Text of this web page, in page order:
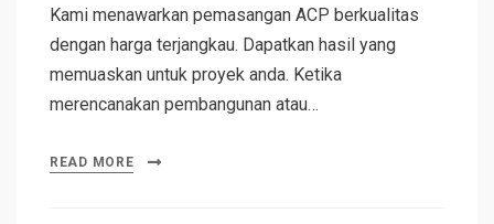
Kami menawarkan pemasangan ACP berkualitas
dengan harga terjangkau. Dapatkan hasil yang
memuaskan untuk proyek anda. Ketika
merencanakan pembangunan atau…
READ MORE